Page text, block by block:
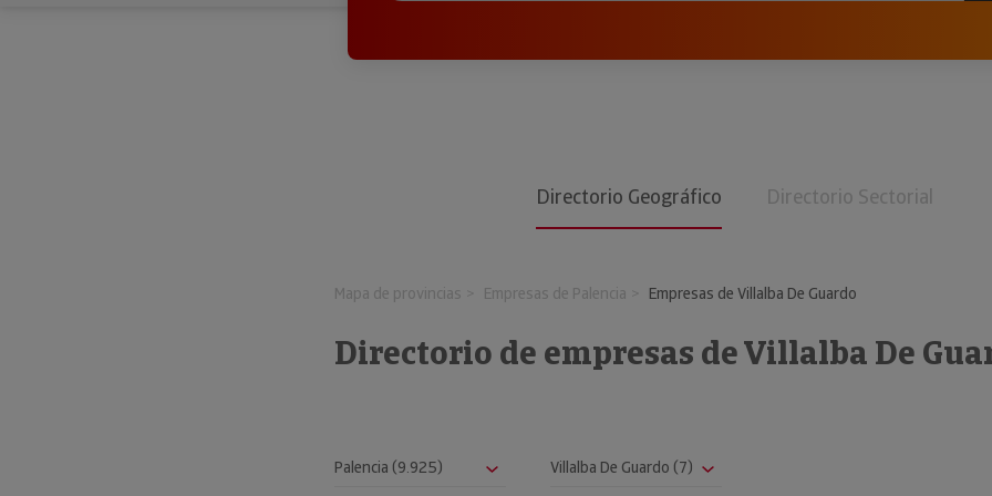
Directorio Geográfico Directorio Sectorial
Mapa de provincias Empresas de Palencia Empresas de Villalba De Guardo
Directorio de empresas de Villalba De